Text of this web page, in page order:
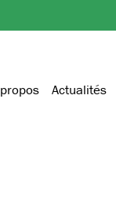
Actualités